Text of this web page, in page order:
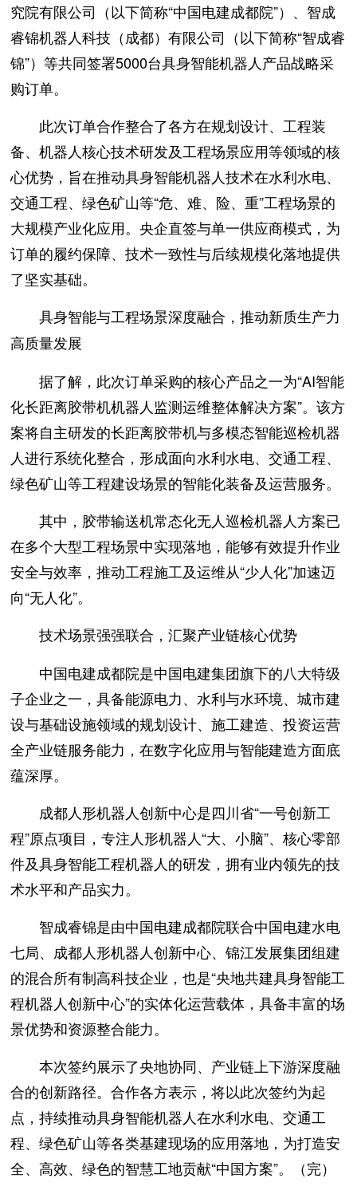
究院有限公司（以下简称“中国电建成都院”）、智成
睿锦机器人科技（成都）有限公司（以下简称“智成睿
锦”）等共同签署5000台具身智能机器人产品战略采
购订单。
此次订单合作整合了各方在规划设计、工程装
备、机器人核心技术研发及工程场景应用等领域的核
心优势，旨在推动具身智能机器人技术在水利水电、
交通工程、绿色矿山等“危、难、险、重”工程场景的
大规模产业化应用。央企直签与单一供应商模式，为
订单的履约保障、技术一致性与后续规模化落地提供
了坚实基础。
具身智能与工程场景深度融合，推动新质生产力
高质量发展
据了解，此次订单采购的核心产品之一为“AI智能
化长距离胶带机机器人监测运维整体解决方案”。该方
案将自主研发的长距离胶带机与多模态智能巡检机器
人进行系统化整合，形成面向水利水电、交通工程、
绿色矿山等工程建设场景的智能化装备及运营服务。
其中，胶带输送机常态化无人巡检机器人方案已
在多个大型工程场景中实现落地，能够有效提升作业
安全与效率，推动工程施工及运维从“少人化”加速迈
向“无人化”。
技术场景强强联合，汇聚产业链核心优势
中国电建成都院是中国电建集团旗下的八大特级
子企业之一，具备能源电力、水利与水环境、城市建
设与基础设施领域的规划设计、施工建造、投资运营
全产业链服务能力，在数字化应用与智能建造方面底
蕴深厚。
成都人形机器人创新中心是四川省“一号创新工
程”原点项目，专注人形机器人“大、小脑”、核心零部
件及具身智能工程机器人的研发，拥有业内领先的技
术水平和产品实力。
智成睿锦是由中国电建成都院联合中国电建水电
七局、成都人形机器人创新中心、锦江发展集团组建
的混合所有制高科技企业，也是“央地共建具身智能工
程机器人创新中心”的实体化运营载体，具备丰富的场
景优势和资源整合能力。
本次签约展示了央地协同、产业链上下游深度融
合的创新路径。合作各方表示，将以此次签约为起
点，持续推动具身智能机器人在水利水电、交通工
程、绿色矿山等各类基建现场的应用落地，为打造安
全、高效、绿色的智慧工地贡献“中国方案”。（完）